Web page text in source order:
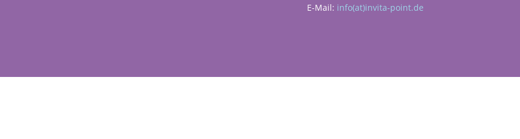
E-Mail: info(at)invita-point.de